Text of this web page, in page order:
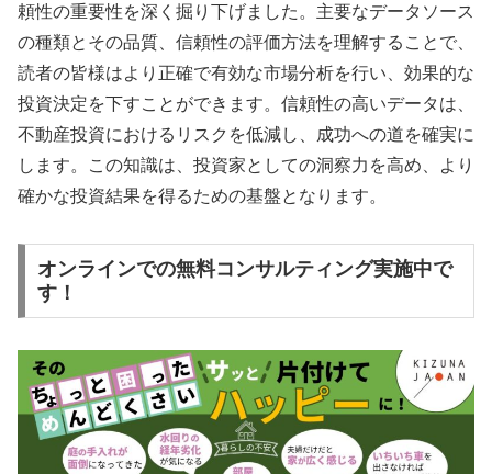
頼性の重要性を深く掘り下げました。主要なデータソース
の種類とその品質、信頼性の評価方法を理解することで、
読者の皆様はより正確で有効な市場分析を行い、効果的な
投資決定を下すことができます。信頼性の高いデータは、
不動産投資におけるリスクを低減し、成功への道を確実に
します。この知識は、投資家としての洞察力を高め、より
確かな投資結果を得るための基盤となります。
オンラインでの無料コンサルティング実施中で
す！